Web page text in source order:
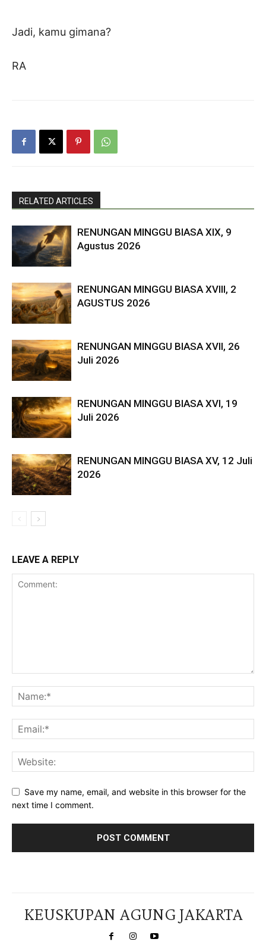
Jadi, kamu gimana?
RA
RELATED ARTICLES
RENUNGAN MINGGU BIASA XIX, 9
Agustus 2026
RENUNGAN MINGGU BIASA XVIII, 2
AGUSTUS 2026
RENUNGAN MINGGU BIASA XVII, 26
Juli 2026
RENUNGAN MINGGU BIASA XVI, 19
Juli 2026
RENUNGAN MINGGU BIASA XV, 12 Juli
2026
LEAVE A REPLY
Save my name, email, and website in this browser for the
next time I comment.
KEUSKUPAN AGUNG JAKARTA